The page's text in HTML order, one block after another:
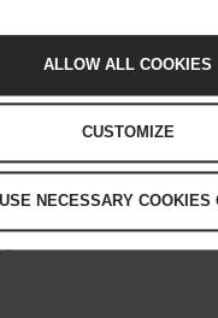
ALLOW ALL COOKIES
CUSTOMIZE
USE NECESSARY COOKIES
metoder til at
de adspurgte bruger.
kommunikation
i detailhandlernes